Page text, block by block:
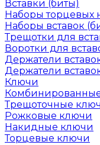
Вставки (биты)
Наборы торцевых
Наборы вставок
Трещотки для
Воротки для
Держатели
Держатели
Ключи
Трещоточные
Рожковые ключи
Накидные ключи
Торцевые ключи